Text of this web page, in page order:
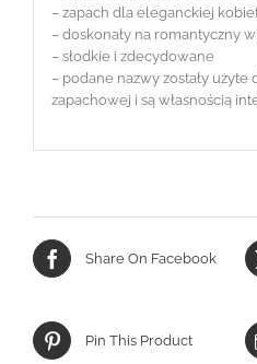
– zapach dla eleganckiej
– doskonały na romantyczny
– słodkie i zdecydowane
– podane nazwy zostały użyte
zapachowej i są własnością
Share On Facebook
Pin This Product